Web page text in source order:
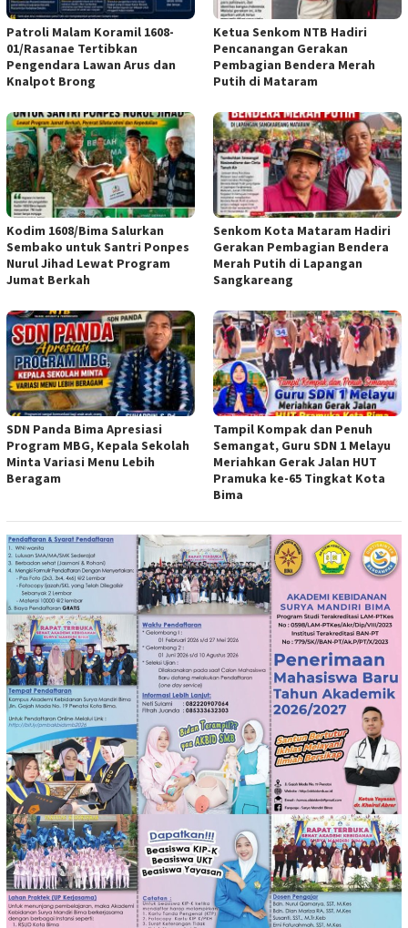
Patroli Malam Koramil 1608-
01/Rasanae Tertibkan
Pengendara Lawan Arus dan
Knalpot Brong
Ketua Senkom NTB Hadiri
Pencanangan Gerakan
Pembagian Bendera Merah
Putih di Mataram
Kodim 1608/Bima Salurkan
Sembako untuk Santri Ponpes
Nurul Jihad Lewat Program
Jumat Berkah
Senkom Kota Mataram Hadiri
Gerakan Pembagian Bendera
Merah Putih di Lapangan
Sangkareang
SDN Panda Bima Apresiasi
Program MBG, Kepala Sekolah
Minta Variasi Menu Lebih
Beragam
Tampil Kompak dan Penuh
Semangat, Guru SDN 1 Melayu
Meriahkan Gerak Jalan HUT
Pramuka ke-65 Tingkat Kota
Bima